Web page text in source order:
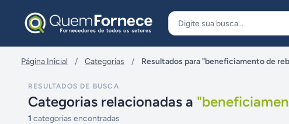
Página Inicial / Categorias / Resultados para "beneficiamento de
RESULTADOS DE BUSCA
Categorias relacionadas a "
1 categorias encontradas